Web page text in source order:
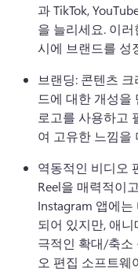
과 TikTok,
을 늘리세요. 이러
시에 브랜드를 성
브랜딩: 콘텐츠
드에 대한 개성을
로고를 사용하고
여 고유한 느낌을
역동적인 비디오
Instagram 앱에
되어 있지만, 애
극적인 확대/축소
오 편집 소프트웨